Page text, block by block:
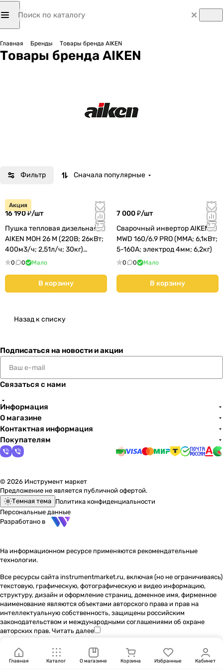
Главная Бренды Товары бренда AIKEN
Товары бренда AIKEN
Фильтр Сначала популярные
Акция
16 190 ₽/шт
Пушка тепловая дизельная
AIKEN MОH 26 М (220В; 26кВт;
400м3/ч; 2,51л/ч; 30кг)
(160101017)
0 0 Мало
В корзину
7 000 ₽/шт
Сварочный инвертор AIKEN
MWD 160/6.9 PRO (MMA; 6,1кВт;
5-160А; электрод 4мм; 6,2кг)
0 0 Мало
В корзину
Назад к списку
Подписаться на новости и акции
Связаться с нами
Информация
О магазине
Контактная информация
Покупателям
© 2026 Инструмент маркет
Предложение не является публичной офертой.
Темная тема Политика конфиденциальности
Персональные данные
Разработано в
На информационном ресурсе применяются рекомендательные
технологии.
Все ресурсы сайта instrumentmarket.ru, включая (но не ограничиваясь)
текстовую, графическую, фотографическую и видео информацию,
структуру, дизайн и оформление страниц, доменное имя, фирменное
наименование являются объектами авторского права и прав на
интеллектуальную собственность, защищены российским
законодательством и международными соглашениями об охране
авторских прав. Читать далее
Главная Каталог О магазине Корзина Избранные Кабинет